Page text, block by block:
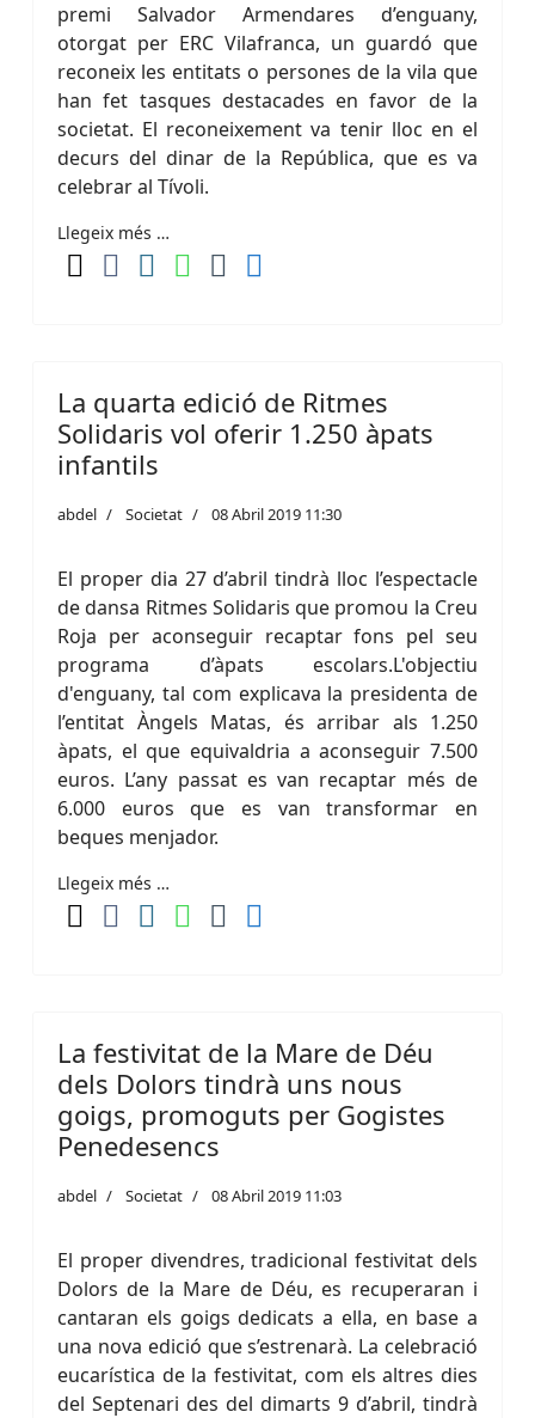
premi Salvador Armendares d’enguany,
otorgat per ERC Vilafranca, un guardó que
reconeix les entitats o persones de la vila que
han fet tasques destacades en favor de la
societat. El reconeixement va tenir lloc en el
decurs del dinar de la República, que es va
celebrar al Tívoli.
Llegeix més …
La quarta edició de Ritmes
Solidaris vol oferir 1.250 àpats
infantils
abdel Societat 08 Abril 2019 11:30
El proper dia 27 d’abril tindrà lloc l’espectacle
de dansa Ritmes Solidaris que promou la Creu
Roja per aconseguir recaptar fons pel seu
programa d’àpats escolars.L'objectiu
d'enguany, tal com explicava la presidenta de
l’entitat Àngels Matas, és arribar als 1.250
àpats, el que equivaldria a aconseguir 7.500
euros. L’any passat es van recaptar més de
6.000 euros que es van transformar en
beques menjador.
Llegeix més …
La festivitat de la Mare de Déu
dels Dolors tindrà uns nous
goigs, promoguts per Gogistes
Penedesencs
abdel Societat 08 Abril 2019 11:03
El proper divendres, tradicional festivitat dels
Dolors de la Mare de Déu, es recuperaran i
cantaran els goigs dedicats a ella, en base a
una nova edició que s’estrenarà. La celebració
eucarística de la festivitat, com els altres dies
del Septenari des del dimarts 9 d’abril, tindrà